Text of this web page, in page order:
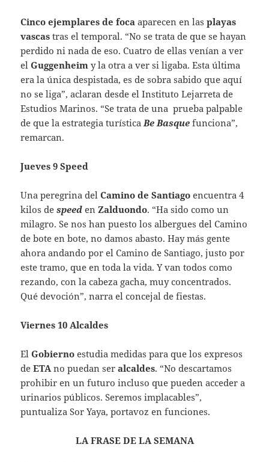
Cinco ejemplares de foca aparecen en lasplayas
vascas tras el temporal. “No se trata de que se hayan
perdido ni nada de eso. Cuatro de ellas venían a ver
elGuggenheimy la otra a ver si ligaba. Esta última
era la única despistada, es de sobra sabido que aquí
no se liga”, aclaran desde el Instituto Lejarreta de
Estudios Marinos. “Se trata de una prueba palpable
de que la estrategia turística Be Basque funciona”,
remarcan.
Jueves 9 Speed
Una peregrina delCamino de Santiago encuentra 4
kilos despeeden Zalduondo. “Ha sido como un
milagro. Se nos han puesto los albergues del Camino
de bote en bote, no damos abasto. Hay más gente
ahora andando por el Camino de Santiago, justo por
este tramo, que en toda la vida. Y van todos como
rezando, con la cabeza gacha, muy concentrados.
Qué devoción”, narra el concejal de fiestas.
Viernes 10 Alcaldes
ElGobierno estudia medidas para que los expresos
de ETA no puedan seralcaldes. “No descartamos
prohibir en un futuro incluso que pueden acceder a
urinarios públicos. Seremos implacables”,
puntualiza Sor Yaya, portavoz en funciones.
LA FRASE DE LA SEMANA